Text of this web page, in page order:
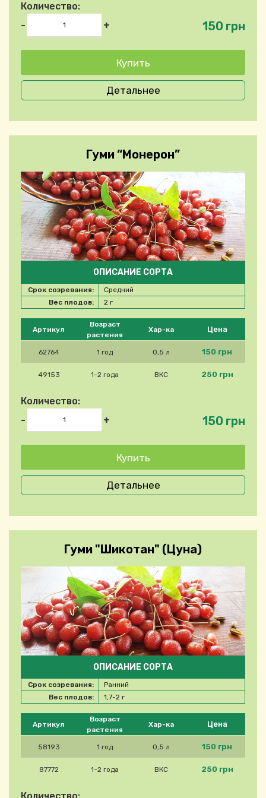
Количество:
-
+ 150 грн
Детальнее
Гуми “Монерон”
Please select product
Артикул
Возраст
растения
Хар-ка Цена
62764 1 год 0,5 л 150 грн
49153 1-2 года ВКС 250 грн
Количество:
-
+ 150 грн
ОПИСАНИЕ СОРТА
Срок созревания:
Средний
Вес плодов:
2 г
Детальнее
Гуми "Шикотан" (Цуна)
Please select product
Артикул
Возраст
растения
Хар-ка Цена
58193 1 год 0,5 л 150 грн
87772 1-2 года ВКС 250 грн
ОПИСАНИЕ СОРТА
Срок созревания:
Ранний
Вес плодов:
1,7-2 г